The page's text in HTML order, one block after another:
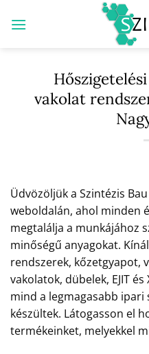
vakolat
Üdvözöljük a Szintézis
weboldalán, ahol minden
megtalálja a munkájához
minőségű anyagokat.
rendszerek, kőzetgyapot,
vakolatok, dübelek, EJIT
mind a legmagasabb ipari
készültek. Látogasson el
termékeinket, melyekkel